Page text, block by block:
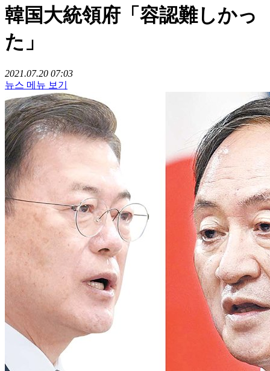
韓国大統領府「容認難しかっ
た」
2021.07.20 07:03
뉴스 메뉴 보기